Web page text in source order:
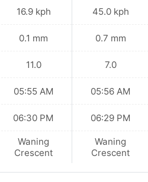
16.9 kph
0.1 mm
11.0
05:55 AM
06:30 PM
Waning
Crescent
45.0 kph
0.7 mm
7.0
05:56 AM
06:29 PM
Waning
Crescent